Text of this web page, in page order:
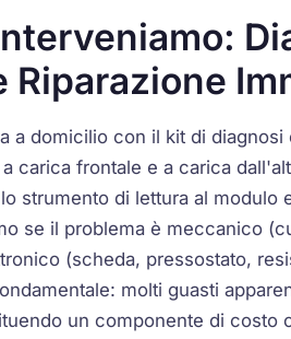
Riparazione
a domicilio con il kit di
carica frontale e a carica
strumento di lettura al modulo
se il problema è meccanico
(scheda, pressostato,
molti guasti
un componente di costo